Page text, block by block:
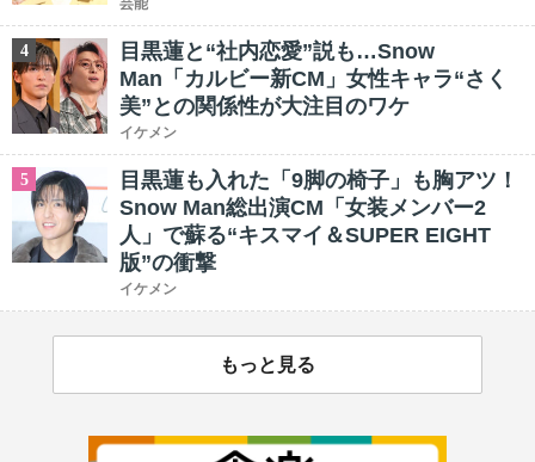
芸能
4
目黒蓮と“社内恋愛”説も…Snow
Man「カルビー新CM」女性キャラ“さく
美”との関係性が大注目のワケ
イケメン
5
目黒蓮も入れた「9脚の椅子」も胸アツ！
Snow Man総出演CM「女装メンバー2
人」で蘇る“キスマイ＆SUPER EIGHT
版”の衝撃
イケメン
もっと見る